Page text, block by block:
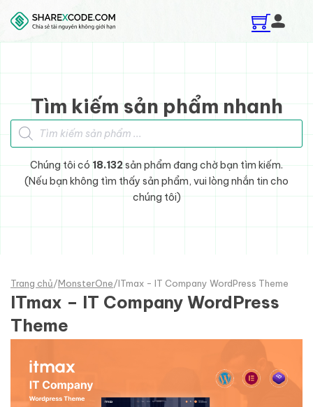
Skip to main content
Skip to footer
Tìm kiếm sản phẩm nhanh
Tìm kiếm sản phẩm
Chúng tôi có 18.132sản phẩm đang chờ bạn tìm kiếm.
(Nếu bạn không tìm thấy sản phẩm, vui lòng nhắn tin cho
chúng tôi)
Trang chủ/MonsterOne/ITmax - IT Company WordPress Theme
ITmax – IT Company WordPress
Theme